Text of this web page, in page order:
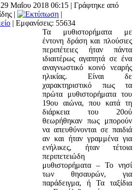
29 Μαΐου 2018 06:15 | Γράφτηκε από
|
|
| Εμφανίσεις: 55634
Τα μυθιστορήματα με
έντονη δράση και πλούσιες
περιπέτειες ήταν πάντα
ιδιαιτέρως αγαπητά σε ένα
αναγνωστικό κοινό νεαρής
ηλικίας. Είναι δε
χαρακτηριστικό πως τα
πρώτα μυθιστορήματα του
19ου αιώνα, που κατά τη
διάρκεια του 20ού
θεωρήθηκαν πως μπορούν
να απευθύνονται σε παιδιά
αν και ήταν γραμμένα για
ενήλικες, ήταν τέτοια
περιπετειώδη
μυθιστορήματα – Το νησί
των θησαυρών, για
παράδειγμα, ή Τα ταξίδια